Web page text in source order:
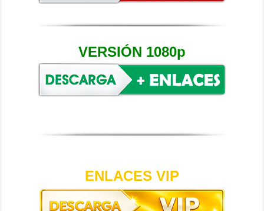
VERSIÓN 1080p
ENLACES VIP